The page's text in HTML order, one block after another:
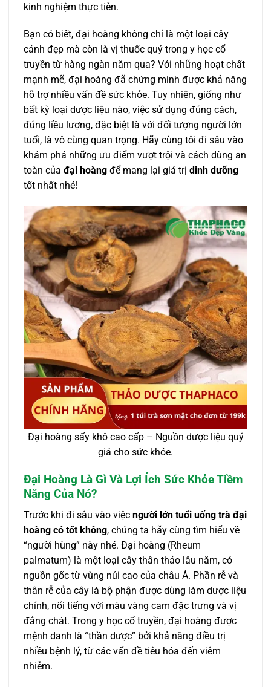
kinh nghiệm thực tiễn.
Bạn có biết, đại hoàng không chỉ là một loại cây
cảnh đẹp mà còn là vị thuốc quý trong y học cổ
truyền từ hàng ngàn năm qua? Với những hoạt chất
mạnh mẽ, đại hoàng đã chứng minh được khả năng
hỗ trợ nhiều vấn đề sức khỏe. Tuy nhiên, giống như
bất kỳ loại dược liệu nào, việc sử dụng đúng cách,
đúng liều lượng, đặc biệt là với đối tượng người lớn
tuổi, là vô cùng quan trọng. Hãy cùng tôi đi sâu vào
khám phá những ưu điểm vượt trội và cách dùng an
toàn của đại hoàng để mang lại giá trị dinh dưỡng
tốt nhất nhé!
Đại hoàng sấy khô cao cấp – Nguồn dược liệu quý
giá cho sức khỏe.
Đại Hoàng Là Gì Và Lợi Ích Sức Khỏe Tiềm
Năng Của Nó?
Trước khi đi sâu vào việc người lớn tuổi uống trà đại
hoàng có tốt không, chúng ta hãy cùng tìm hiểu về
“người hùng” này nhé. Đại hoàng (Rheum
palmatum) là một loại cây thân thảo lâu năm, có
nguồn gốc từ vùng núi cao của châu Á. Phần rễ và
thân rễ của cây là bộ phận được dùng làm dược liệu
chính, nổi tiếng với màu vàng cam đặc trưng và vị
đắng chát. Trong y học cổ truyền, đại hoàng được
mệnh danh là “thần dược” bởi khả năng điều trị
nhiều bệnh lý, từ các vấn đề tiêu hóa đến viêm
nhiễm.